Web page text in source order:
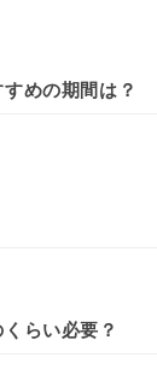
めの期間は？
らい必要？